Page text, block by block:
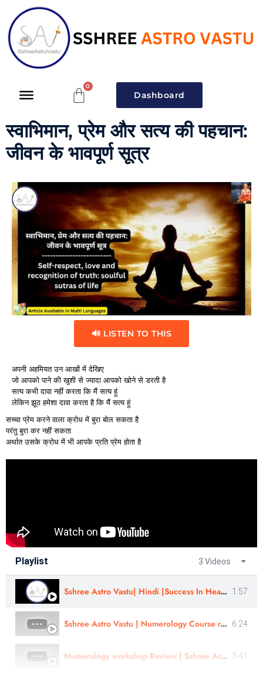
Dashboard
स्वाभिमान, प्रेम और सत्य की पहचान:
जीवन के भावपूर्ण सूत्र
🔊 LISTEN TO THIS
अपनी अहमियत उन आखों में देखिए
जो आपको पाने की खुशी से ज्यादा आपको खोने से डरती है
सत्य कभी दावा नहीं करता कि मैं सत्य हूं
लेकिन झूठ हमेशा दावा करता है कि मैं सत्य हूं
सच्चा प्रेम करने वाला क्रोध में बुरा बोल सकता है
परंतु बुरा कर नहीं सकता
अर्थात उसके क्रोध में भी आपके प्रति प्रेम होता है
Playlist 3 Videos
Sshree Astro Vastu| Hindi |Success In Health challenges | Reviewed By - Astro Hina Panchal 1:57
Sshree Astro Vastu | Numerology Course review & Finance Remedies |Review by Astro Kirti | In Hindi 6:24
Numerology workshop Review | Sshree AstroVastu | Mr. Aniket 3:41